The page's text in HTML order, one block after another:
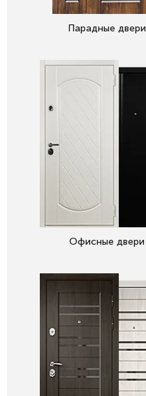
Парадные двери
Офисные двери